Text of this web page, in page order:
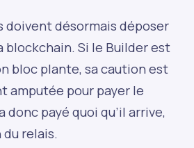
doivent désormais déposer
blockchain. Si le Builder est
bloc plante, sa caution est
amputée pour payer le
donc payé quoi qu’il arrive,
relais.